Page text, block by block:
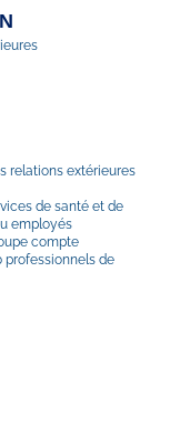
relations extérieures
de santé et de
employés
compte
professionnels de